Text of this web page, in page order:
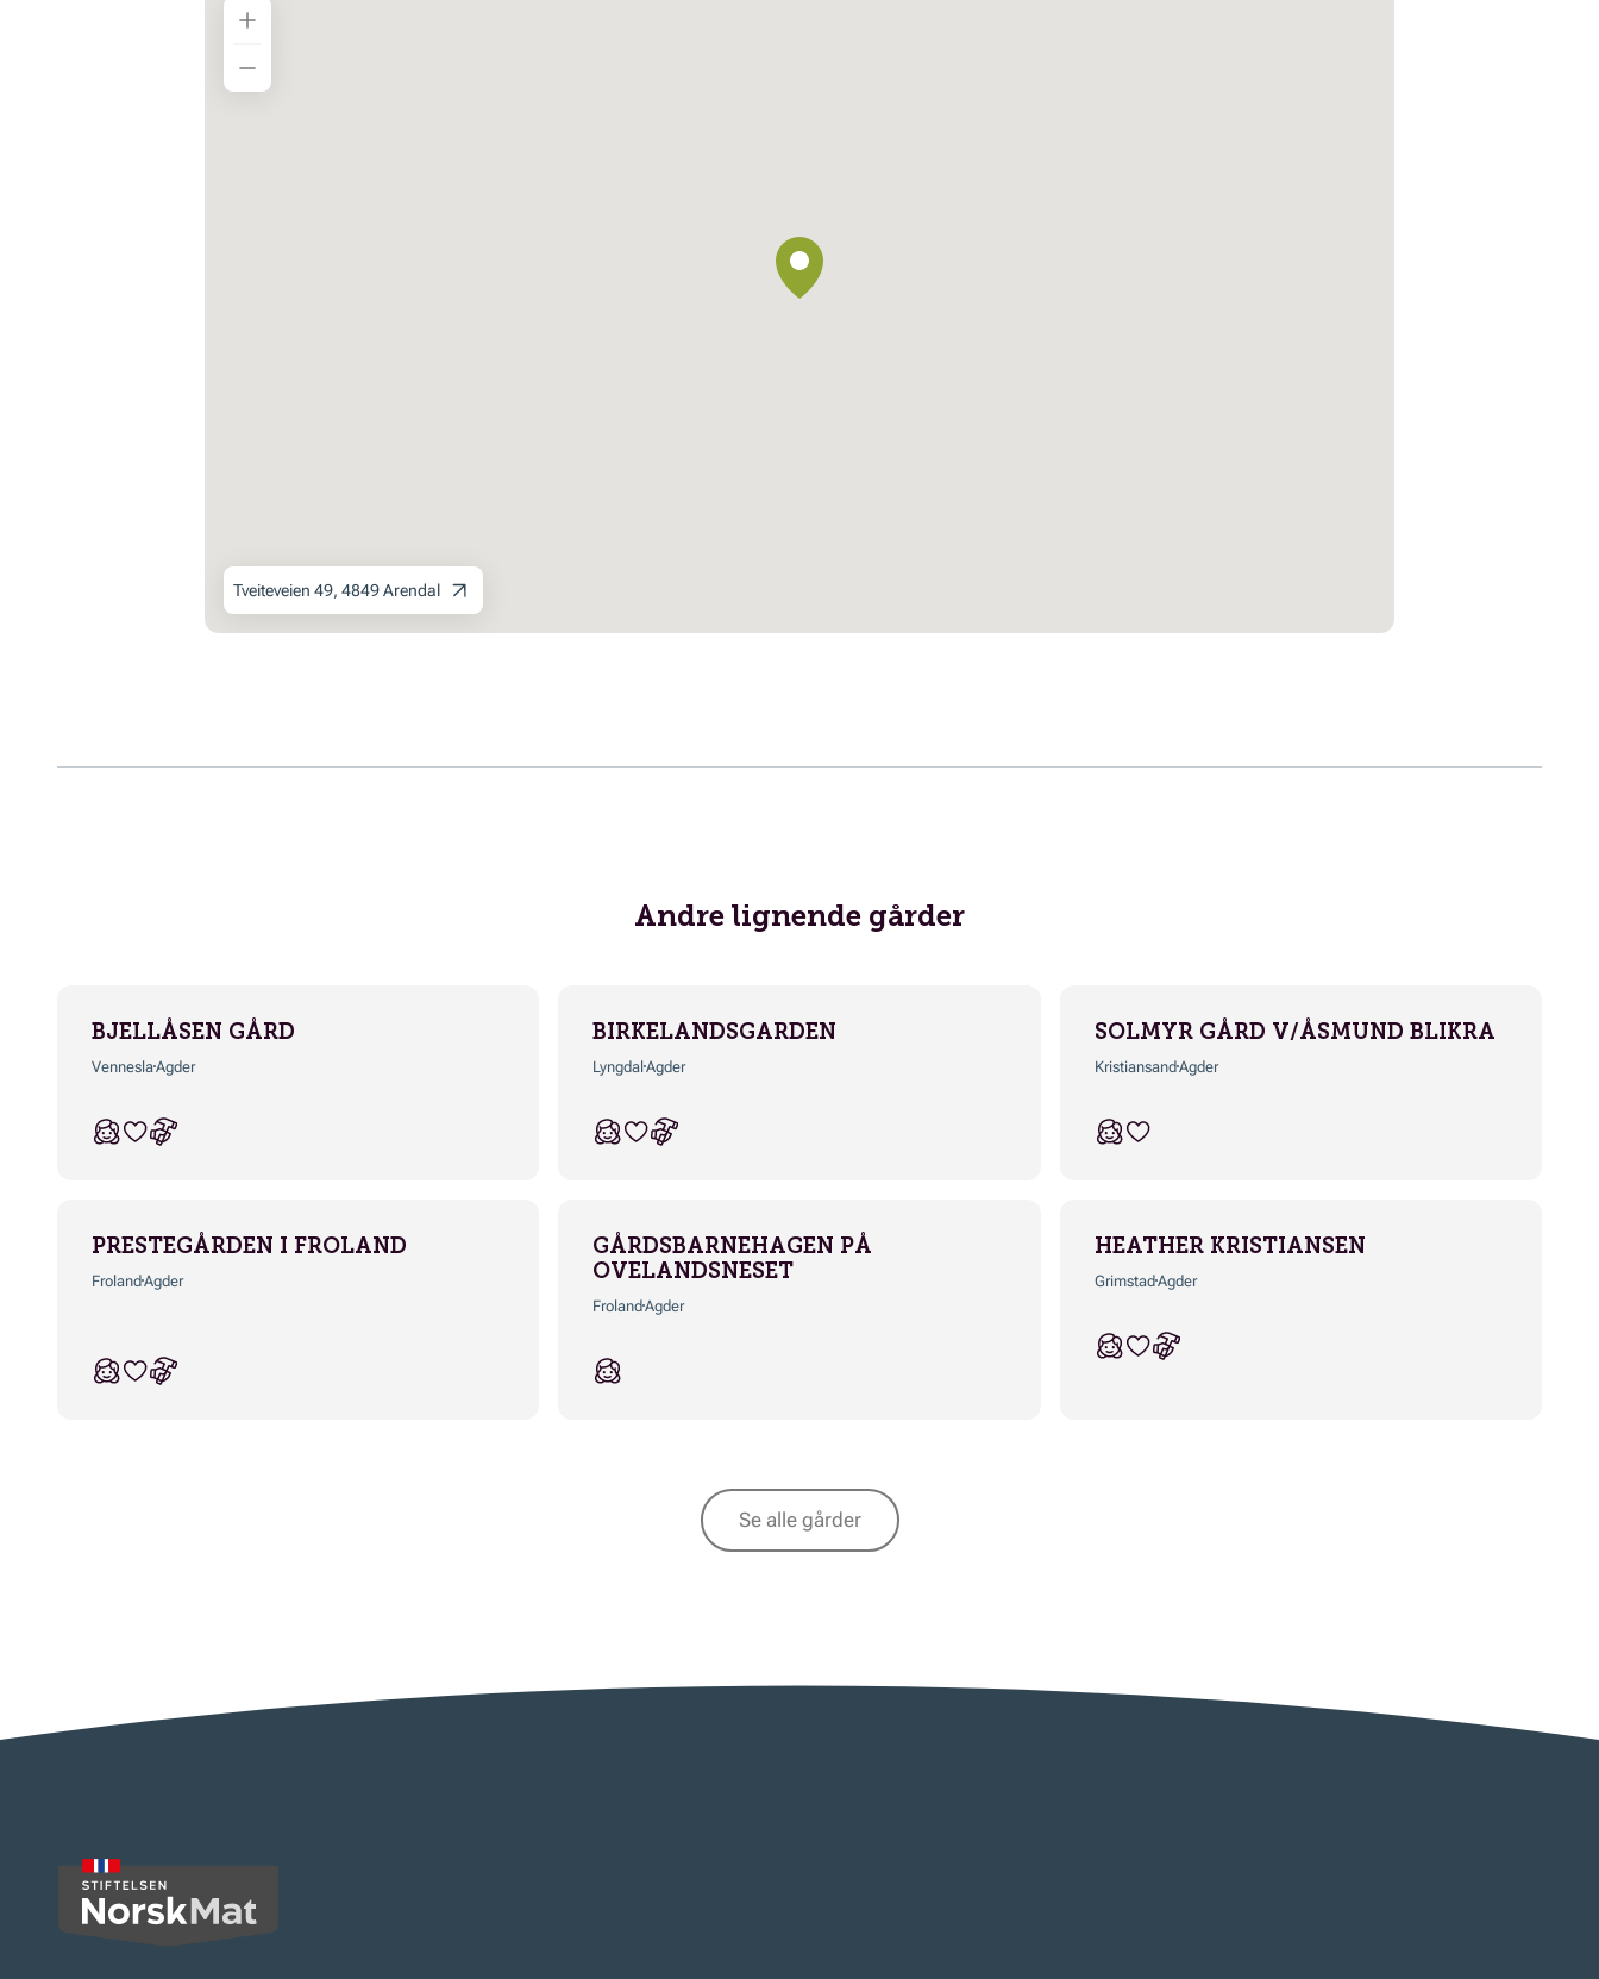
Tveiteveien 49, 4849 Arendal
Andre lignende gårder
BJELLÅSEN GÅRD
VenneslaAgder
BIRKELANDSGARDEN
LyngdalAgder
SOLMYR GÅRD V/ÅSMUND BLIKRA
KristiansandAgder
PRESTEGÅRDEN I FROLAND
FrolandAgder
GÅRDSBARNEHAGEN PÅ
OVELANDSNESET
FrolandAgder
HEATHER KRISTIANSEN
GrimstadAgder
Se alle gårder